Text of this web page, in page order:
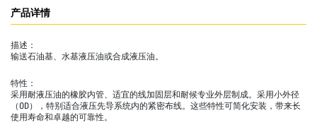
产品详情
描述：
输送石油基、水基液压油或合成液压油。
特性：
采用耐液压油的橡胶内管、适宜的线加固层和耐候专业外层制成。采用小外径
（OD），特别适合液压先导系统内的紧密布线。这些特性可简化安装，带来长
使用寿命和卓越的可靠性。